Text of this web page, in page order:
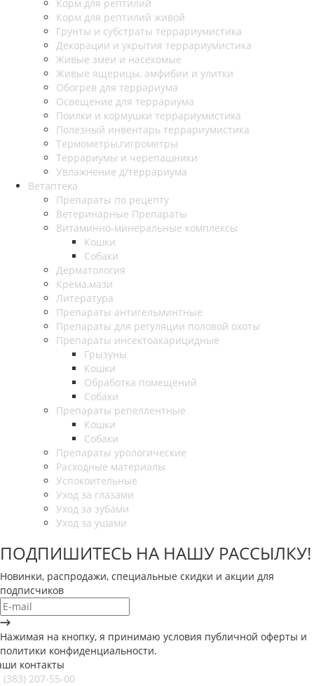
Корм для рептилий
Корм для рептилий живой
Грунты и субстраты террариумистика
Декорации и укрытия террариумистика
Живые змеи и насекомые
Живые ящерицы, амфибии и улитки
Обогрев для террариума
Освещение для террариума
Поилки и кормушки террариумистика
Полезный инвентарь террариумистика
Термометры,гигрометры
Террариумы и черепашники
Увлажнение д/террариума
Ветаптека
Препараты по рецепту
Ветеринарные Препараты
Витаминно-минеральные комплексы
Кошки
Собаки
Дерматология
Крема,мази
Литература
Препараты антигельминтные
Препараты для регуляции половой охоты
Препараты инсектоакарицидные
Грызуны
Кошки
Обработка помещений
Собаки
Препараты репеллентные
Кошки
Собаки
Препараты урологические
Расходные материалы
Успокоительные
Уход за глазами
Уход за зубами
Уход за ушами
ПОДПИШИТЕСЬ НА НАШУ РАССЫЛКУ!
Новинки, распродажи, специальные скидки и акции для
подписчиков
Нажимая на кнопку, я принимаю условия публичной оферты и
политики конфиденциальности.
контакты
(383) 207-55-00